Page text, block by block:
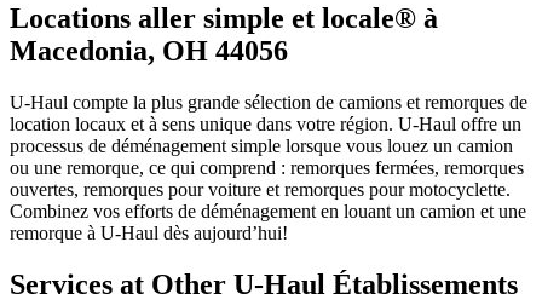
Locations aller simple et locale® à
Macedonia, OH 44056
U-Haul compte la plus grande sélection de camions et remorques de
location locaux et à sens unique dans votre région. U-Haul offre un
processus de déménagement simple lorsque vous louez un camion
ou une remorque, ce qui comprend : remorques fermées, remorques
ouvertes, remorques pour voiture et remorques pour motocyclette.
Combinez vos efforts de déménagement en louant un camion et une
remorque à U-Haul dès aujourd’hui!
Services at Other U-Haul Établissements